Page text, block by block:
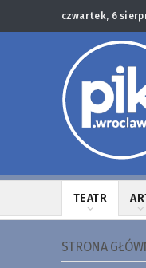
czwartek, 6
TEATR
STRONA